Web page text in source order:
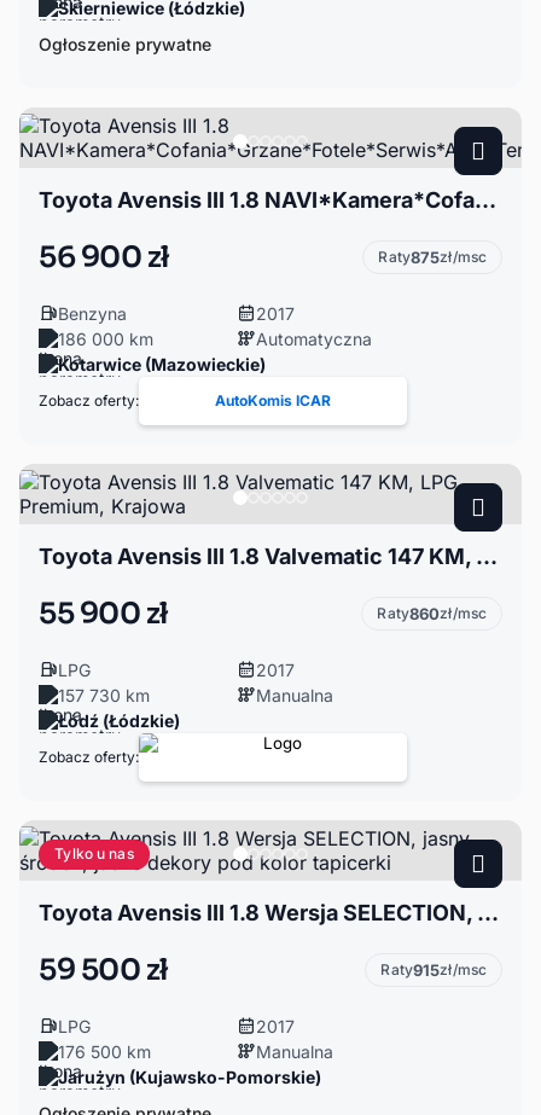
Skierniewice (Łódzkie)
Ogłoszenie prywatne
Toyota Avensis III 1.8 NAVI*Kamera*Cofania*Grzane*Fotele*Serwis*ASO*Tempomat*Zarejestrowana
56 900 zł Raty875zł/msc
Benzyna
2017
186 000 km
Automatyczna
Kotarwice (Mazowieckie)
Zobacz oferty: AutoKomis ICAR
Toyota Avensis III 1.8 Valvematic 147 KM, LPG, Premium, Krajowa
55 900 zł Raty860zł/msc
LPG
2017
157 730 km
Manualna
Łódź (Łódzkie)
Zobacz oferty:
Tylko u nas
Toyota Avensis III 1.8 Wersja SELECTION, jasny środek, jasne dekory pod kolor tapicerki
59 500 zł Raty915zł/msc
LPG
2017
176 500 km
Manualna
Jarużyn (Kujawsko-Pomorskie)